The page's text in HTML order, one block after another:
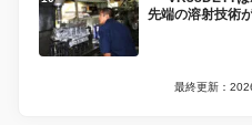
先端の溶射技術
最終更新：